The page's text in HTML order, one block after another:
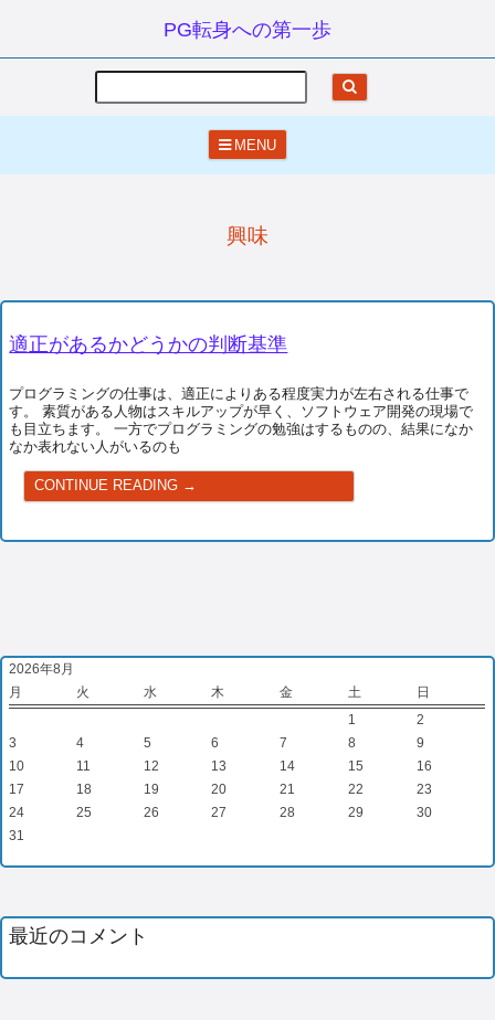
PG転身への第一歩
MENU
興味
適正があるかどうかの判断基準
プログラミングの仕事は、適正によりある程度実力が左右される仕事で
す。 素質がある人物はスキルアップが早く、ソフトウェア開発の現場で
も目立ちます。 一方でプログラミングの勉強はするものの、結果になか
なか表れない人がいるのも
CONTINUE READING →
2026年8月
月
火 水 木 金 土
日
1
2
3
4 5 6 7 8
9
10
11 12 13 14 15
16
17
18 19 20 21 22
23
24
25 26 27 28 29
30
31
最近のコメント